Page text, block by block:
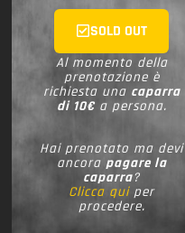
SOLD OUT
Al momento della
prenotazione è
richiesta una caparra
di 10€a persona.
Hai prenotato ma devi
ancora pagare la
caparra?
Clicca quiper
procedere.